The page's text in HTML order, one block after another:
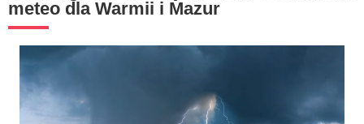
meteo dla Warmii i Mazur